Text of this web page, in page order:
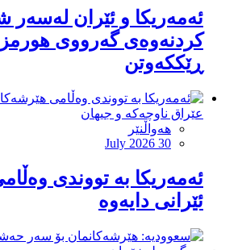
ئەمەریكا و ئێران لەسەر
كردنەوەی گەرووی هورمز
ڕێككەوتن
عێراق ناوچەکە و جیهان
هەواڵنێر
July 2026 30
ئەمەریکا بە تووندی
ئێرانی دایەوە